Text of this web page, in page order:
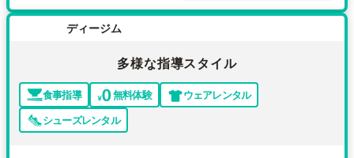
ディージム
多様な指導スタイル
食事指導 無料体験
ウェアレンタル
シューズレンタル